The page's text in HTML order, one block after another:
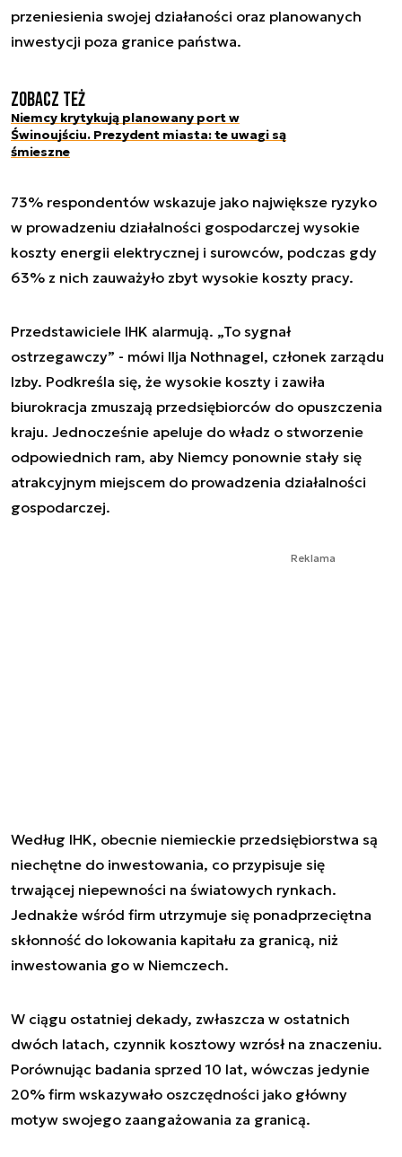
przeniesienia swojej działaności oraz planowanych
inwestycji poza granice państwa.
Zobacz też
Niemcy krytykują planowany port w
Świnoujściu. Prezydent miasta: te uwagi są
śmieszne
73% respondentów wskazuje jako największe ryzyko
w prowadzeniu działalności gospodarczej wysokie
koszty energii elektrycznej i surowców, podczas gdy
63% z nich zauważyło zbyt wysokie koszty pracy.
Przedstawiciele IHK alarmują. „To sygnał
ostrzegawczy” - mówi Ilja Nothnagel, członek zarządu
Izby. Podkreśla się, że wysokie koszty i zawiła
biurokracja zmuszają przedsiębiorców do opuszczenia
kraju. Jednocześnie apeluje do władz o stworzenie
odpowiednich ram, aby Niemcy ponownie stały się
atrakcyjnym miejscem do prowadzenia działalności
gospodarczej.
Reklama
Według IHK, obecnie niemieckie przedsiębiorstwa są
niechętne do inwestowania, co przypisuje się
trwającej niepewności na światowych rynkach.
Jednakże wśród firm utrzymuje się ponadprzeciętna
skłonność do lokowania kapitału za granicą, niż
inwestowania go w Niemczech.
W ciągu ostatniej dekady, zwłaszcza w ostatnich
dwóch latach, czynnik kosztowy wzrósł na znaczeniu.
Porównując badania sprzed 10 lat, wówczas jedynie
20% firm wskazywało oszczędności jako główny
motyw swojego zaangażowania za granicą.